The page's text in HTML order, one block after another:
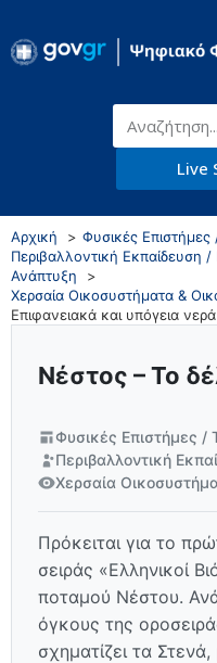
Live
Αρχική
Φυσικές
Περιβαλλοντική Εκπαίδευση
Ανάπτυξη
Χερσαία Οικοσυστήματα &
Επιφανειακά και υπόγεια νερά
Νέστος – Το
Φυσικές Επιστήμες /
Περιβαλλοντική
Χερσαία
Πρόκειται για το
σειράς «Ελληνικοί
ποταμού Νέστου.
όγκους της
σχηματίζει τα